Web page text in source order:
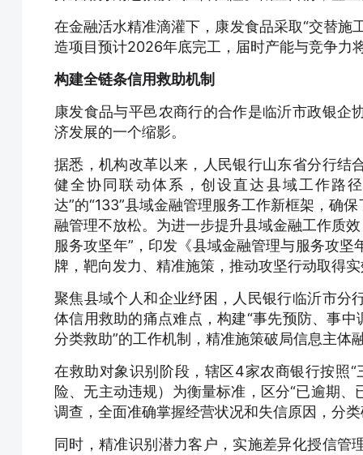
在金融活水精准滴灌下，康发食品采取“交替施
造项目预计2026年底完工，届时产能与竞争力
构建全链条信用救助机制
康发食品与平邑农商行的合作是临沂市政银企
济发展的一个缩影。
据悉，机构改革以来，人民银行山东省分行结
健全协同联动体系，创设直达县域工作路
达”的“133”县域金融管理服务工作新框架，确
融管理不放松。为进一步提升县域金融工作质
服务攻坚年”，印发《县域金融管理与服务攻
牌，靶向发力、精准施策，推动攻坚行动取得
聚焦县域个人和企业纾困，人民银行临沂市分
体信用救助的痛点难点，构建“事先预防、事
分类救助”的工作机制，精准施策破局信息主体
在救助对象识别阶段，辖区4家农商银行按照
险、无主动违规）为衡量标准，区分“已逾期
调查，全面准确掌握经营状况和失信原因，分
同时，精准识别潜力客户，实施差异化授信